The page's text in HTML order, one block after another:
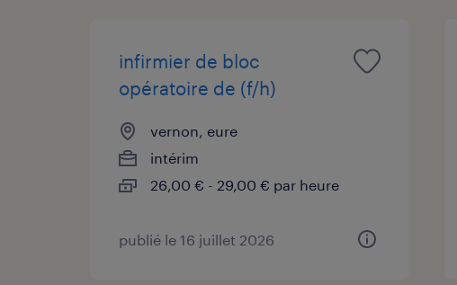
infirmier de bloc
opératoire de (f/h)
vernon, eure
intérim
26,00 € - 29,00 € par heure
publié le 16 juillet 2026